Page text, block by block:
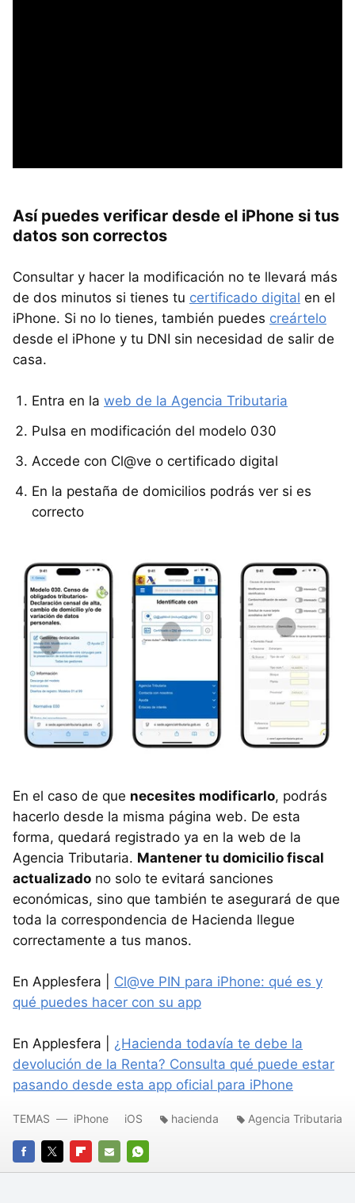
Así puedes verificar desde el iPhone si tus
datos son correctos
Consultar y hacer la modificación no te llevará más
de dos minutos si tienes tu certificado digital en el
iPhone. Si no lo tienes, también puedes creártelo
desde el iPhone y tu DNI sin necesidad de salir de
casa.
Entra en la web de la Agencia Tributaria
Pulsa en modificación del modelo 030
Accede con Cl@ve o certificado digital
En la pestaña de domicilios podrás ver si es
correcto
En el caso de que necesites modificarlo, podrás
hacerlo desde la misma página web. De esta
forma, quedará registrado ya en la web de la
Agencia Tributaria. Mantener tu domicilio fiscal
actualizado no solo te evitará sanciones
económicas, sino que también te asegurará de que
toda la correspondencia de Hacienda llegue
correctamente a tus manos.
En Applesfera | Cl@ve PIN para iPhone: qué es y
qué puedes hacer con su app
En Applesfera | ¿Hacienda todavía te debe la
devolución de la Renta? Consulta qué puede estar
pasando desde esta app oficial para iPhone
FACEBOOK
TWITTERFLIPBOARD
E-
WHATSAPP
TEMAS iPhone iOS hacienda Agencia Tributaria